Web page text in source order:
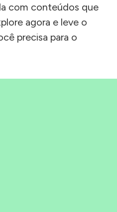
com conteúdos que
agora e leve o
precisa para o